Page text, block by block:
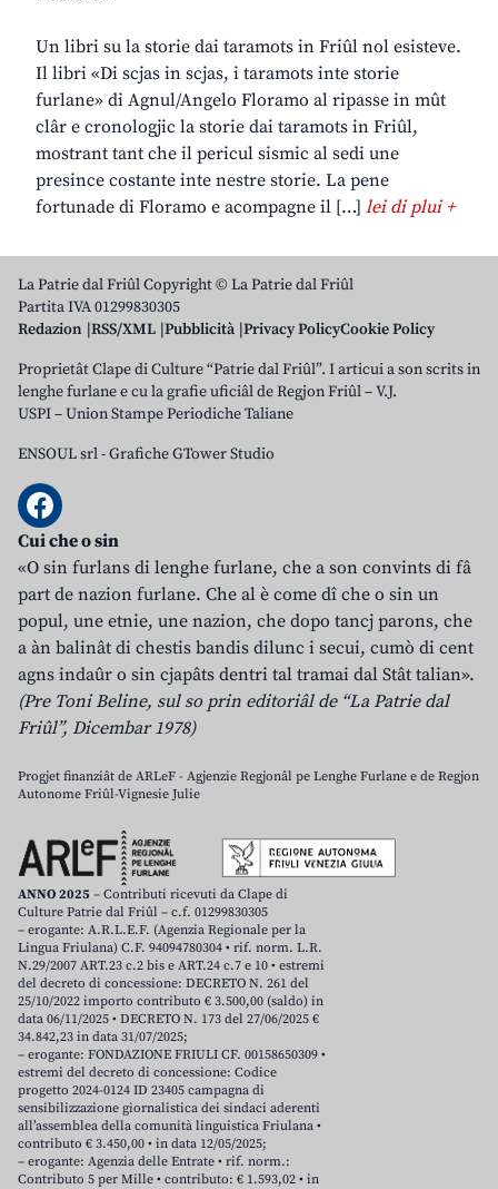
Un libri su la storie dai taramots in Friûl nol esisteve.
Il libri «Di scjas in scjas, i taramots inte storie
furlane» di Agnul/Angelo Floramo al ripasse in mût
clâr e cronologjic la storie dai taramots in Friûl,
mostrant tant che il pericul sismic al sedi une
presince costante inte nestre storie. La pene
fortunade di Floramo e acompagne il […] lei di plui +
La Patrie dal Friûl Copyright © La Patrie dal Friûl
Partita IVA 01299830305
Redazion RSS/XML Pubblicità Privacy PolicyCookie Policy
Proprietât Clape di Culture “Patrie dal Friûl”. I articui a son scrits in
lenghe furlane e cu la grafie uficiâl de Regjon Friûl – V.J.
USPI – Union Stampe Periodiche Taliane
ENSOUL srl-Grafiche GTower Studio
Cui che o sin
«O sin furlans di lenghe furlane, che a son convints di fâ
part de nazion furlane. Che al è come dî che o sin un
popul, une etnie, une nazion, che dopo tancj parons, che
a àn balinât di chestis bandis dilunc i secui, cumò di cent
agns indaûr o sin cjapâts dentri tal tramai dal Stât talian».
(Pre Toni Beline, sul so prin editoriâl de “La Patrie dal
Friûl”, Dicembar 1978)
Progjet finanziât de ARLeF - Agjenzie Regjonâl pe Lenghe Furlane e de Regjon
Autonome Friûl-Vignesie Julie
ANNO 2025 – Contributi ricevuti da Clape di
Culture Patrie dal Friûl – c.f. 01299830305
– erogante: A.R.L.E.F. (Agenzia Regionale per la
Lingua Friulana) C.F. 94094780304 • rif. norm. L.R.
N.29/2007 ART.23 c.2 bis e ART.24 c.7 e 10 • estremi
del decreto di concessione: DECRETO N. 261 del
25/10/2022 importo contributo € 3.500,00 (saldo) in
data 06/11/2025 • DECRETO N. 173 del 27/06/2025 €
34.842,23 in data 31/07/2025;
– erogante: FONDAZIONE FRIULI CF. 00158650309 •
estremi del decreto di concessione: Codice
progetto 2024-0124 ID 23405 campagna di
sensibilizzazione giornalistica dei sindaci aderenti
all’assemblea della comunità linguistica Friulana •
contributo € 3.450,00 • in data 12/05/2025;
– erogante: Agenzia delle Entrate • rif. norm.:
Contributo 5 per Mille • contributo: € 1.593,02 • in